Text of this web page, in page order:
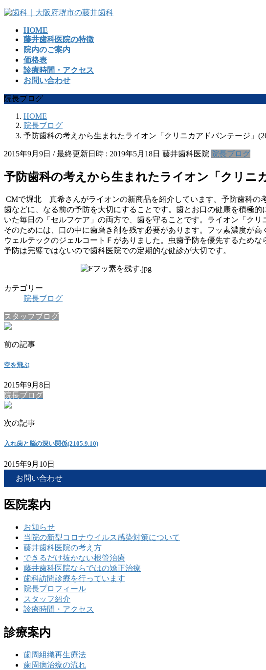
コ
ッ
プ
ナ
移
動
HOME
藤井歯科医院の特徴
院内のご案内
価格表
診療時間・アクセス
お問い合わせ
院長ブログ
HOME
院長ブログ
予防歯科の考えから生まれたライオン「クリニカアドバンテージ」
2015年9月9日 / 最終更新日時 : 2019年5月18日 藤井歯科医院 院長ブログ
予防歯科の考えから生まれたライオン「クリニ
CMで堀北 真希さんがライオンの新商品を紹介しています。予防歯科
歯などに、なる前の予防を大切にすることです。歯とお口の健康を積極
いた毎日の「セルフケア」の両方で、歯を守ることです。ライオン「ク
そのためには、口の中に歯磨き剤を残す必要があります。フッ素濃度が
ウェルテックのジェルコートＦがありました。虫歯予防を優先するため
予防は完璧ではないので歯科医院での定期的な健診が大切です。
カテゴリー
院長ブログ
スタッフブログ
前の記事
空を飛ぶ
2015年9月8日
院長ブログ
次の記事
入れ歯と脳の深い関係(2105.9.10)
2015年9月10日
お問い合わせ
医院案内
お知らせ
当院の新型コロナウイルス感染対策について
藤井歯科医院の考え方
できるだけ抜かない根管治療
藤井歯科医院ならではの矯正治療
歯科訪問診療を行っています
院長プロフィール
スタッフ紹介
診療時間・アクセス
診療案内
歯周組織再生療法
歯周病治療の流れ